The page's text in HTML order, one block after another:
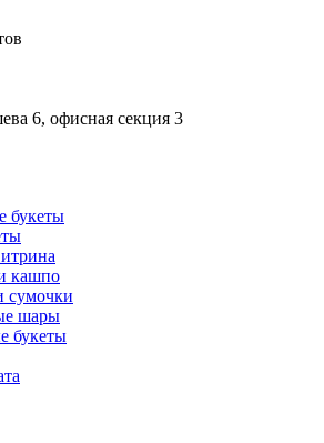
6, офисная секция 3
букеты
кашпо
сумочки
шары
букеты